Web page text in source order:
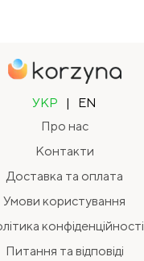
УКР |
EN
Про нас
Контакти
Доставка та оплата
Умови користування
конфіденційності
Питання та відповіді